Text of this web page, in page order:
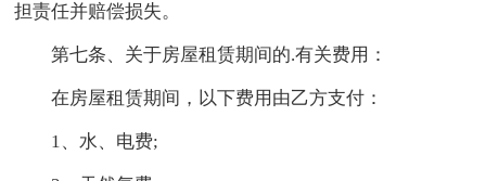
担责任并赔偿损失。
第七条、关于房屋租赁期间的.有关费用：
在房屋租赁期间，以下费用由乙方支付：
1、水、电费;